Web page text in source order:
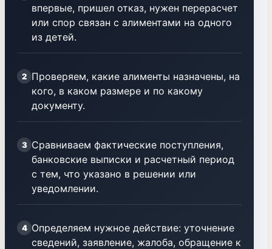
впервые, пришел отказ, нужен перерасчет
или спор связан с алиментами на одного
из детей.
2 Проверяем, какие алименты назначены, на
кого, в каком размере и по какому
документу.
3 Сравниваем фактические поступления,
банковские выписки и расчетный период
с тем, что указано в решении или
уведомлении.
4 Определяем нужное действие: уточнение
сведений, заявление, жалоба, обращение к